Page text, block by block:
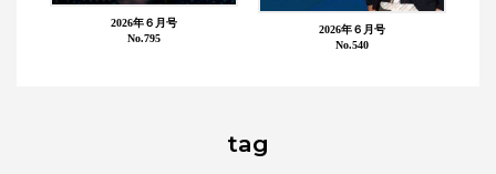
2026年６月号
No.795
2026年６月号
No.540
tag